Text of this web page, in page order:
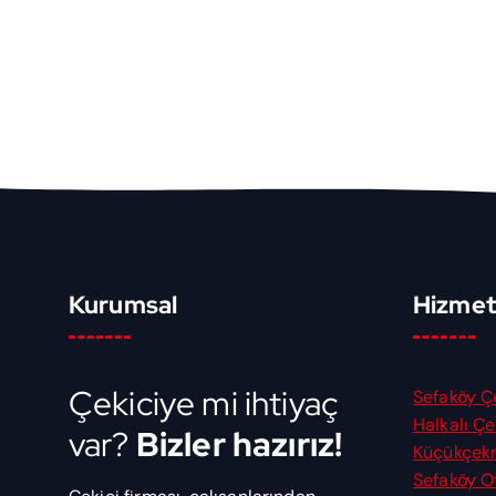
Kurumsal
Çekiciye mi ihtiyaç
var? Bizler hazırız!
Sefaköy
Halkalı
Sefaköy